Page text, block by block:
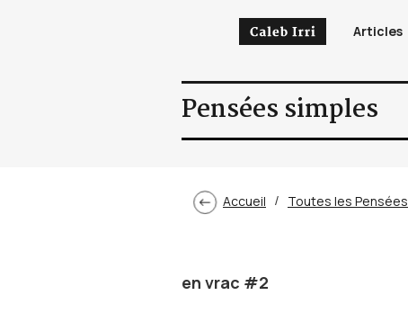
Articles
Pensées simples
Accueil / Toutes les Pensées
en vrac #2